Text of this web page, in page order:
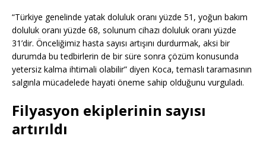
“Türkiye genelinde yatak doluluk oranı yüzde 51, yoğun bakım
doluluk oranı yüzde 68, solunum cihazı doluluk oranı yüzde
31’dir. Önceliğimiz hasta sayısı artışını durdurmak, aksi bir
durumda bu tedbirlerin de bir süre sonra çözüm konusunda
yetersiz kalma ihtimali olabilir” diyen Koca, temaslı taramasının
salgınla mücadelede hayati öneme sahip olduğunu vurguladı.
Filyasyon ekiplerinin sayısı
artırıldı